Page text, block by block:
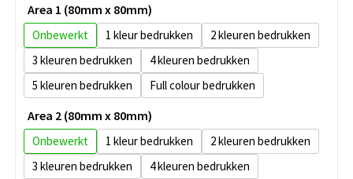
Area 1 (80mm x 80mm)
Onbewerkt 1
2
3
4
5
Full colour
Area 2 (80mm x 80mm)
Onbewerkt 1
2
3
4